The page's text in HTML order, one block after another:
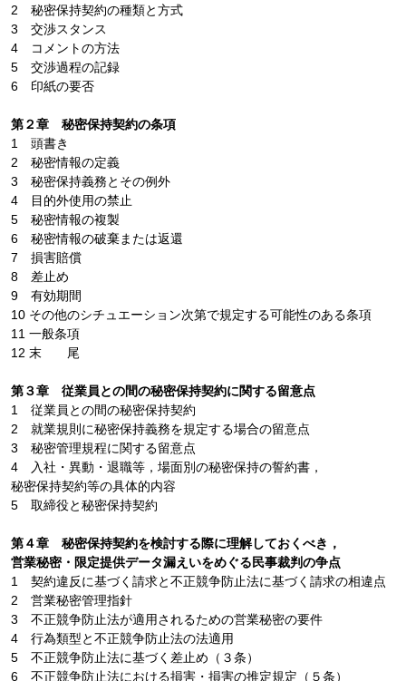
2 秘密保持契約の種類と方式
3 交渉スタンス
4 コメントの方法
5 交渉過程の記録
6 印紙の要否
第２章 秘密保持契約の条項
1 頭書き
2 秘密情報の定義
3 秘密保持義務とその例外
4 目的外使用の禁止
5 秘密情報の複製
6 秘密情報の破棄または返還
7 損害賠償
8 差止め
9 有効期間
10 その他のシチュエーション次第で規定する可能性のある条項
11 一般条項
12 末 尾
第３章 従業員との間の秘密保持契約に関する留意点
1 従業員との間の秘密保持契約
2 就業規則に秘密保持義務を規定する場合の留意点
3 秘密管理規程に関する留意点
4 入社・異動・退職等，場面別の秘密保持の誓約書，
秘密保持契約等の具体的内容
5 取締役と秘密保持契約
第４章 秘密保持契約を検討する際に理解しておくべき，
営業秘密・限定提供データ漏えいをめぐる民事裁判の争点
1 契約違反に基づく請求と不正競争防止法に基づく請求の相違点
2 営業秘密管理指針
3 不正競争防止法が適用されるための営業秘密の要件
4 行為類型と不正競争防止法の法適用
5 不正競争防止法に基づく差止め（３条）
6 不正競争防止法における損害・損害の推定規定（５条）